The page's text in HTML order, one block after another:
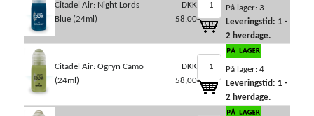
Citadel Air: Night Lords
Blue (24ml)
DKK
58,00
På lager: 3
Leveringstid: 1 -
2 hverdage.
Citadel Air: Ogryn Camo
(24ml)
DKK
58,00
På lager: 4
Leveringstid: 1 -
2 hverdage.